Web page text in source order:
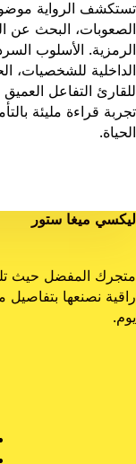
تستكشف الرواية
الصعوبات، البحث عن
الرمزية. الأسلوب
الداخلية للشخصيات،
للقارئ التفاعل العميق
تجربة قراءة مليئة
الحياة.
ليكسي ميغا ستور
متجرك المفضل حيث
راقية نصنعها
يوم.